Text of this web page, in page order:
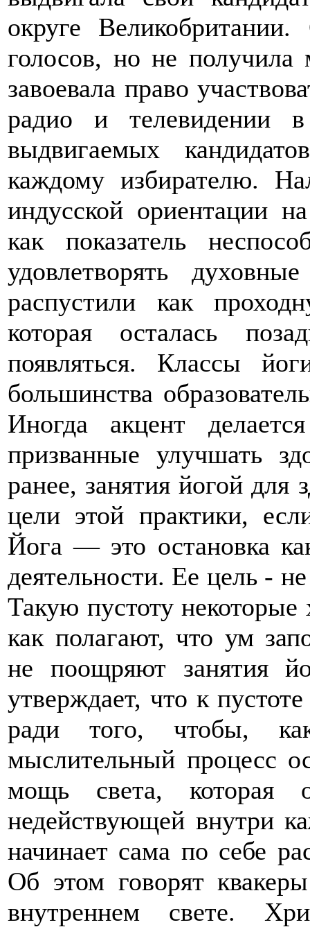
округе
голосов, но не
завоевала право
радио и телевидении в
выдвигаемых
каждому избирателю.
индусской ориентации
как показатель
удовлетворять
распустили как
которая осталась
появляться. Классы
большинства
Иногда акцент
призванные улучшать
ранее, занятия йогой для
цели этой практики,
Йога — это остановка
деятельности. Ее цель -
Такую пустоту некоторые
как полагают, что ум
не поощряют занятия
утверждает, что к
ради того, чтобы,
мыслительный процесс
мощь света, которая
недействующей внутри
начинает сама по себе
Об этом говорят
внутреннем свете.